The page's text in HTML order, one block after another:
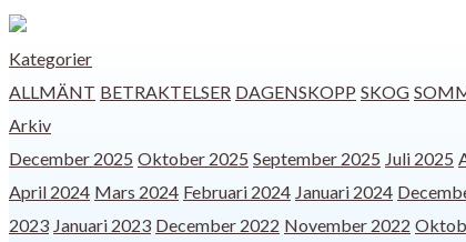
Kategorier
ALLMÄNT BETRAKTELSER DAGENSKOPP SKOG
Arkiv
December 2025 Oktober 2025 September 2025 Juli 2025
April 2024 Mars 2024 Februari 2024 Januari 2024
2023 Januari 2023 December 2022 November 2022